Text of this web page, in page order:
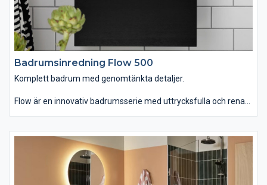
Badrumsinredning Flow 500
Komplett badrum med genomtänkta detaljer.
Flow är en innovativ badrumsserie med uttrycksfulla och rena
ett lite annorlunda uttryck kan du istället välja det
seminedfällda tvättstället Zone i oval eller rund form. Till det
kommer alla förvaringslösningar du kan önska. Passar dig som
vill ha ett komplett badrum med omsorgsfullt genomtänkta